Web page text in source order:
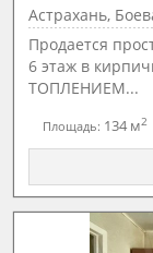
Астрахань,
Продается
6 этаж в
ТОПЛЕНИЕМ...
Площадь: 134 м2